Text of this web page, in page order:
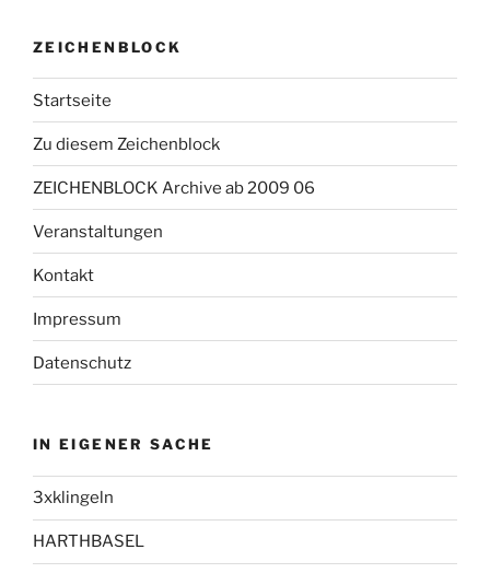
ZEICHENBLOCK
Startseite
Zu diesem Zeichenblock
ZEICHENBLOCK Archive ab 2009 06
Veranstaltungen
Kontakt
Impressum
Datenschutz
IN EIGENER SACHE
3xklingeln
HARTHBASEL